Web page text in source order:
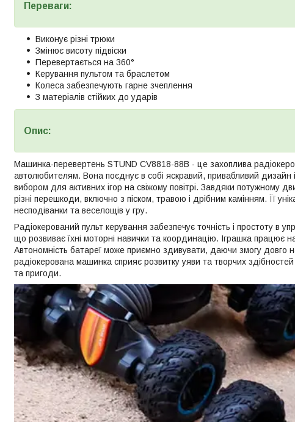
Переваги:
Виконує різні трюки
Змінює висоту підвіски
Перевертається на 360°
Керування пультом та браслетом
Колеса забезпечують гарне зчеплення
З матеріалів стійких до ударів
Опис:
Машинка-перевертень STUND CV8818-88B - це захоплива
автолюбителям. Вона поєднує в собі яскравий, привабливий дизайн
вибором для активних ігор на свіжому повітрі. Завдяки потужному
різні перешкоди, включно з піском, травою і дрібним камінням. Її
несподіванки та веселощів у гру.
Радіокерований пульт керування забезпечує точність і простоту в
що розвиває їхні моторні навички та координацію. Іграшка працює
Автономність батареї може приємно здивувати, даючи змогу довго
радіокерована машинка сприяє розвитку уяви та творчих
та пригоди.